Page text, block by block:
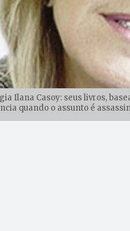
Ilana Casoy: seus livros,
quando o assunto é